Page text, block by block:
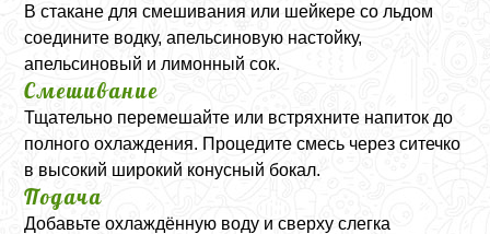
В стакане для смешивания или шейкере со льдом
соедините водку, апельсиновую настойку,
апельсиновый и лимонный сок.
Смешивание
Тщательно перемешайте или встряхните напиток до
полного охлаждения. Процедите смесь через ситечко
в высокий широкий конусный бокал.
Подача
Добавьте охлаждённую воду и сверху слегка